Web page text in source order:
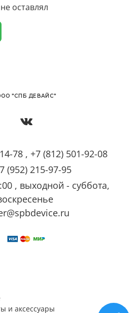
оставлял
78 , +7 (812) 501-92-08
(952) 215-97-95
, выходной - суббота,
"СПБ ДЕВАЙС"
и аксессуары